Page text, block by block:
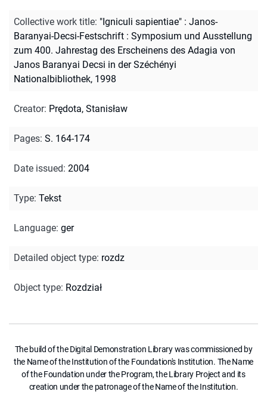
Collective work title: "Igniculi sapientiae" : Janos-
Baranyai-Decsi-Festschrift : Symposium und Ausstellung
zum 400. Jahrestag des Erscheinens des Adagia von
Janos Baranyai Decsi in der Széchényi
Nationalbibliothek, 1998
Creator: Prędota, Stanisław
Pages: S. 164-174
Date issued: 2004
Type: Tekst
Language: ger
Detailed object type: rozdz
Object type: Rozdział
The build of the Digital Demonstration Library was commissioned by
the Name of the Institution of the Foundation's Institution. The Name
of the Foundation under the Program, the Library Project and its
creation under the patronage of the Name of the Institution.